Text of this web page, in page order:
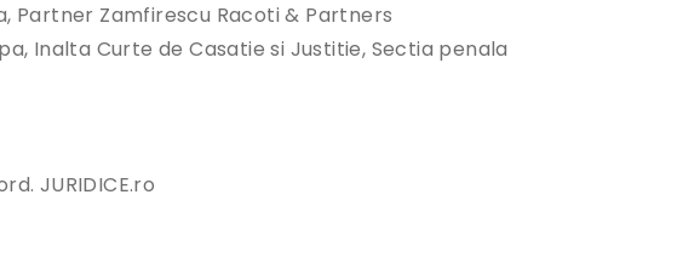
Partner Zamfirescu Racoti & Partners
Inalta Curte de Casatie si Justitie, Sectia penala
JURIDICE.ro